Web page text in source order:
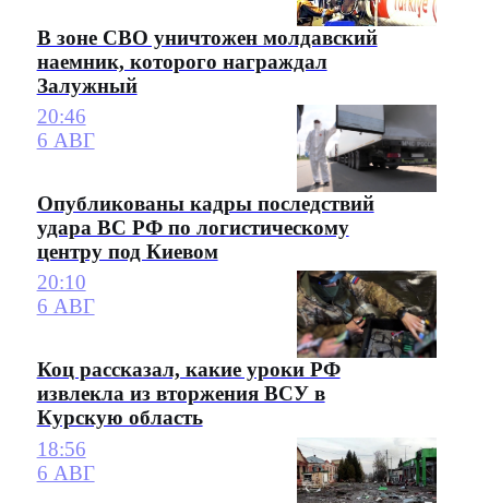
В зоне СВО уничтожен молдавский
наемник, которого награждал
Залужный
20:46
6 АВГ
Опубликованы кадры последствий
удара ВС РФ по логистическому
центру под Киевом
20:10
6 АВГ
Коц рассказал, какие уроки РФ
извлекла из вторжения ВСУ в
Курскую область
18:56
6 АВГ